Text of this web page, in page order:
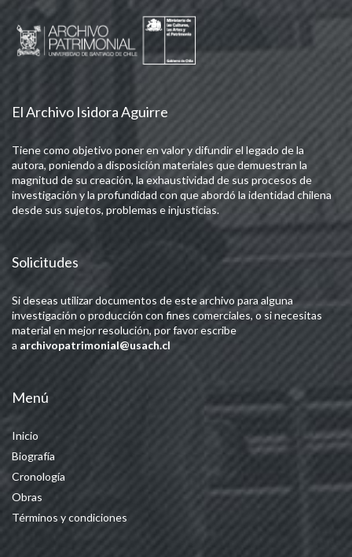
El Archivo Isidora Aguirre
Tiene como objetivo poner en valor y difundir el legado de la
autora, poniendo a disposición materiales que demuestran la
magnitud de su creación, la exhaustividad de sus procesos de
investigación y la profundidad con que abordó la identidad chilena
desde sus sujetos, problemas e injusticias.
Solicitudes
Si deseas utilizar documentos de este archivo para alguna
investigación o producción con fines comerciales, o si necesitas
material en mejor resolución, por favor escribe
a archivopatrimonial@usach.cl
Menú
Inicio
Biografía
Cronología
Obras
Términos y condiciones